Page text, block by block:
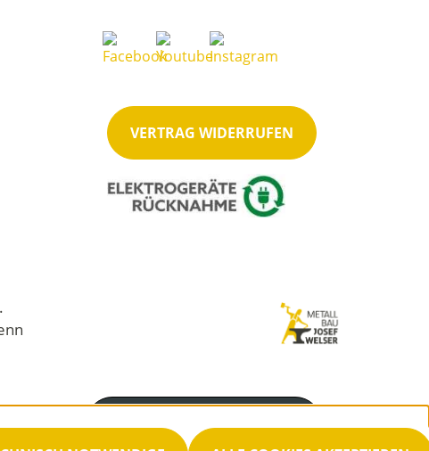
VERTRAG WIDERRUFEN
07487-2278 (500)